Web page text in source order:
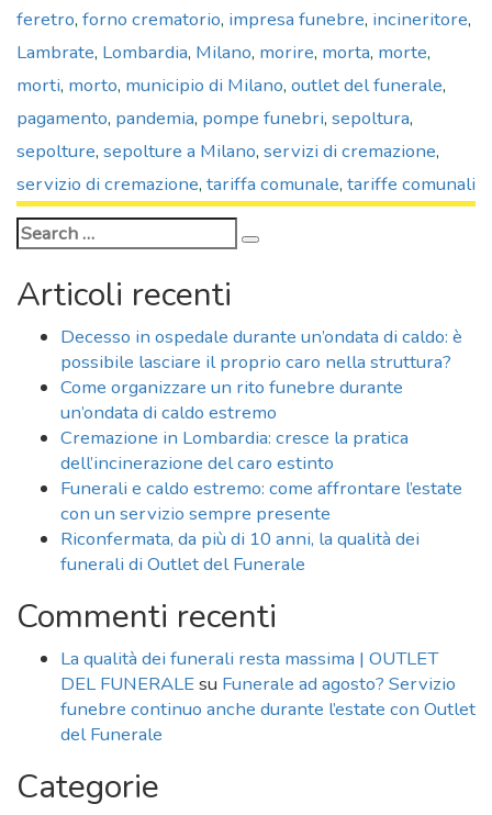
feretro, forno crematorio, impresa funebre, incineritore,
Lambrate, Lombardia, Milano, morire, morta, morte,
morti, morto, municipio di Milano, outlet del funerale,
pagamento, pandemia, pompe funebri, sepoltura,
sepolture, sepolture a Milano, servizi di cremazione,
servizio di cremazione, tariffa comunale, tariffe comunali
Search
for:
Search
Articoli recenti
Decesso in ospedale durante un’ondata di caldo: è
possibile lasciare il proprio caro nella struttura?
Come organizzare un rito funebre durante
un’ondata di caldo estremo
Cremazione in Lombardia: cresce la pratica
dell’incinerazione del caro estinto
Funerali e caldo estremo: come affrontare l’estate
con un servizio sempre presente
Riconfermata, da più di 10 anni, la qualità dei
funerali di Outlet del Funerale
Commenti recenti
La qualità dei funerali resta massima | OUTLET
DEL FUNERALEsu Funerale ad agosto? Servizio
funebre continuo anche durante l’estate con Outlet
del Funerale
Categorie